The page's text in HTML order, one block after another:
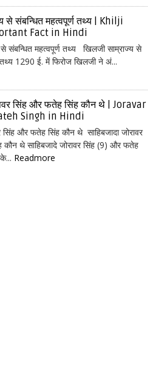
से संबन्धित महत्वपूर्ण तथ्य | Khilji
Fact in Hindi
संबन्धित महत्वपूर्ण तथ्य खिलजी साम्राज्य से
तथ्य 1290 ई. में फिरोज खिलजी ने अं...
सिंह और फतेह सिंह कौन थे | Joravar
Singh in Hindi
सिंह और फतेह सिंह कौन थे साहिबजादा जोरावर
थे साहिबजादे जोरावर सिंह (9) और फतेह
Readmore